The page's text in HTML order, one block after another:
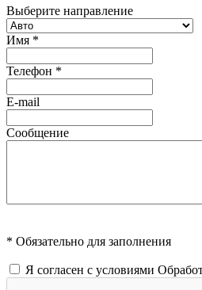
Выберите направление
Имя *
Телефон *
E-mail
Сообщение
* Обязательно для заполнения
Я согласен с условиями